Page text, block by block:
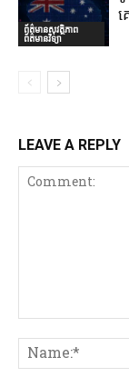
ព័ត៌មានសុវត្ថិភាព
ព័ត៌មានវិទ្យា
LEAVE A REPLY